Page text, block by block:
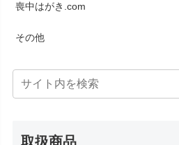
喪中はがき.com
その他
取扱商品